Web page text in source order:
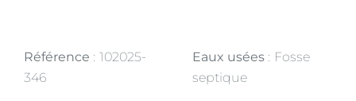
Référence
102025-
346
Eaux usées
Fosse
septique